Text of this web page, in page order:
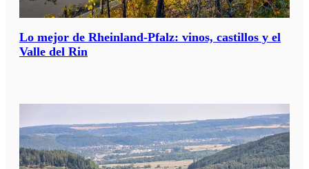
Lo mejor de Rheinland-Pfalz: vinos, castillos y el
Valle del Rin